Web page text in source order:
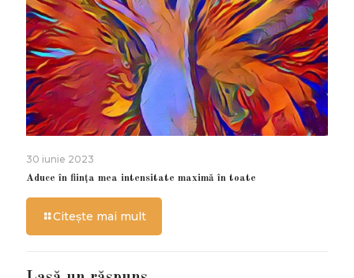
30 iunie 2023
Aduce în ființa mea intensitate maximă în toate
Citește mai mult